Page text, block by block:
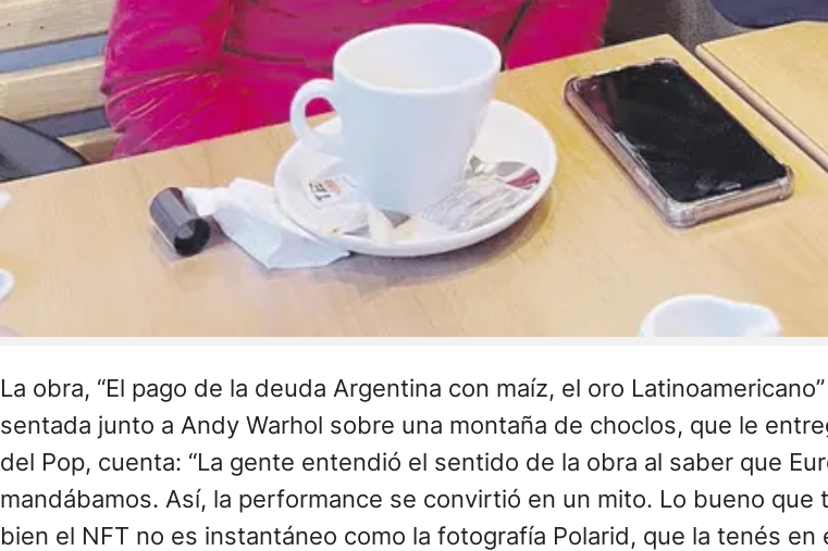
La obra, “El pago de la deuda Argentina con maíz, el oro
sentada junto a Andy Warhol sobre una montaña de choclos, que le
del Pop, cuenta: “La gente entendió el sentido de la obra al saber que
mandábamos. Así, la performance se convirtió en un mito. Lo bueno
bien el NFT no es instantáneo como la fotografía Polarid, que la tenés